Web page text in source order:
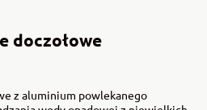
doczołowe
z aluminium powlekanego